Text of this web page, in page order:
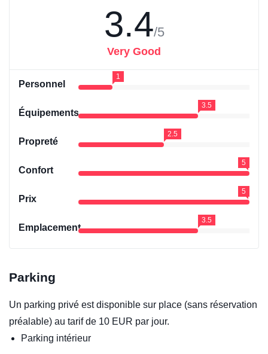
3.4/5
Very Good
Personnel
1
Équipements
3.5
Propreté
2.5
Confort
5
Prix
5
Emplacement
3.5
Parking
Un parking privé est disponible sur place (sans réservation
préalable) au tarif de 10 EUR par jour.
Parking intérieur